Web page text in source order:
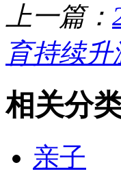
上一篇：
育持续升
相关分
亲子